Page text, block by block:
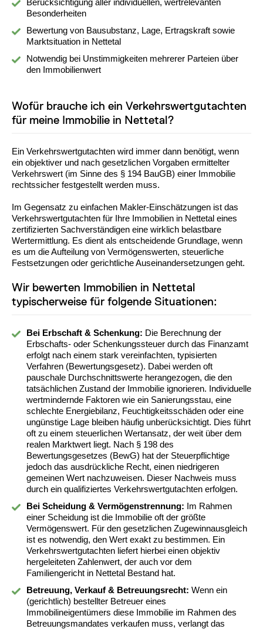
Berücksichtigung aller individuellen, wertrelevanten
Besonderheiten
Bewertung von Bausubstanz, Lage, Ertragskraft sowie
Marktsituation in Nettetal
Notwendig bei Unstimmigkeiten mehrerer Parteien über
den Immobilienwert
Wofür brauche ich ein Verkehrswertgutachten
für meine Immobilie in Nettetal?
Ein Verkehrswertgutachten wird immer dann benötigt, wenn
ein objektiver und nach gesetzlichen Vorgaben ermittelter
Verkehrswert (im Sinne des § 194 BauGB) einer Immobilie
rechtssicher festgestellt werden muss.
Im Gegensatz zu einfachen Makler-Einschätzungen ist das
Verkehrswertgutachten für Ihre Immobilien in Nettetal eines
zertifizierten Sachverständigen eine wirklich belastbare
Wertermittlung. Es dient als entscheidende Grundlage, wenn
es um die Aufteilung von Vermögenswerten, steuerliche
Festsetzungen oder gerichtliche Auseinandersetzungen geht.
Wir bewerten Immobilien in Nettetal
typischerweise für folgende Situationen:
Bei Erbschaft & Schenkung: Die Berechnung der
Erbschafts- oder Schenkungssteuer durch das Finanzamt
erfolgt nach einem stark vereinfachten, typisierten
Verfahren (Bewertungsgesetz). Dabei werden oft
pauschale Durchschnittswerte herangezogen, die den
tatsächlichen Zustand der Immobilie ignorieren. Individuelle
wertmindernde Faktoren wie ein Sanierungsstau, eine
schlechte Energiebilanz, Feuchtigkeitsschäden oder eine
ungünstige Lage bleiben häufig unberücksichtigt. Dies führt
oft zu einem steuerlichen Wertansatz, der weit über dem
realen Marktwert liegt. Nach § 198 des
Bewertungsgesetzes (BewG) hat der Steuerpflichtige
jedoch das ausdrückliche Recht, einen niedrigeren
gemeinen Wert nachzuweisen. Dieser Nachweis muss
durch ein qualifiziertes Verkehrswertgutachten erfolgen.
Bei Scheidung & Vermögenstrennung: Im Rahmen
einer Scheidung ist die Immobilie oft der größte
Vermögenswert. Für den gesetzlichen Zugewinnausgleich
ist es notwendig, den Wert exakt zu bestimmen. Ein
Verkehrswertgutachten liefert hierbei einen objektiv
hergeleiteten Zahlenwert, der auch vor dem
Familiengericht in Nettetal Bestand hat.
Betreuung, Verkauf & Betreuungsrecht: Wenn ein
(gerichtlich) bestellter Betreuer eines
Immobilineigentümers diese Immobilie im Rahmen des
Betreuungsmandates verkaufen muss, verlangt das